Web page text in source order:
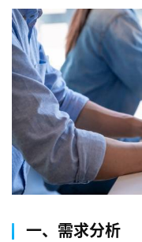
一、需求分析